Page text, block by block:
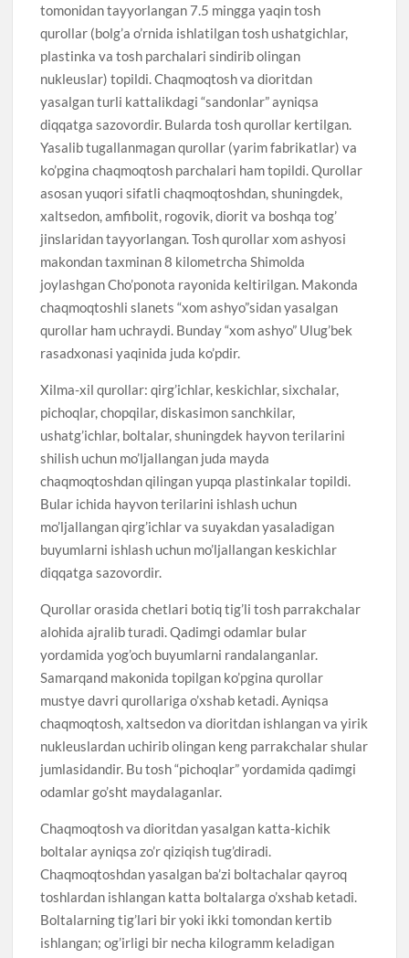
tomonidan tayyorlangan 7.5 mingga yaqin tosh
qurollar (bolg’a o’rnida ishlatilgan tosh ushatgichlar,
plastinka va tosh parchalari sindirib olingan
nukleuslar) topildi. Chaqmoqtosh va dioritdan
yasalgan turli kattalikdagi “sandonlar” ayniqsa
diqqatga sazovordir. Bularda tosh qurollar kertilgan.
Yasalib tugallanmagan qurollar (yarim fabrikatlar) va
ko’pgina chaqmoqtosh parchalari ham topildi. Qurollar
asosan yuqori sifatli chaqmoqtoshdan, shuningdek,
xaltsedon, amfibolit, rogovik, diorit va boshqa tog’
jinslaridan tayyorlangan. Tosh qurollar xom ashyosi
makondan taxminan 8 kilometrcha Shimolda
joylashgan Cho’ponota rayonida keltirilgan. Makonda
chaqmoqtoshli slanets “xom ashyo”sidan yasalgan
qurollar ham uchraydi. Bunday “xom ashyo” Ulug’bek
rasadxonasi yaqinida juda ko’pdir.
Xilma-xil qurollar: qirg’ichlar, keskichlar, sixchalar,
pichoqlar, chopqilar, diskasimon sanchkilar,
ushatg’ichlar, boltalar, shuningdek hayvon terilarini
shilish uchun mo’ljallangan juda mayda
chaqmoqtoshdan qilingan yupqa plastinkalar topildi.
Bular ichida hayvon terilarini ishlash uchun
mo’ljallangan qirg’ichlar va suyakdan yasaladigan
buyumlarni ishlash uchun mo’ljallangan keskichlar
diqqatga sazovordir.
Qurollar orasida chetlari botiq tig’li tosh parrakchalar
alohida ajralib turadi. Qadimgi odamlar bular
yordamida yog’och buyumlarni randalanganlar.
Samarqand makonida topilgan ko’pgina qurollar
mustye davri qurollariga o’xshab ketadi. Ayniqsa
chaqmoqtosh, xaltsedon va dioritdan ishlangan va yirik
nukleuslardan uchirib olingan keng parrakchalar shular
jumlasidandir. Bu tosh “pichoqlar” yordamida qadimgi
odamlar go’sht maydalaganlar.
Chaqmoqtosh va dioritdan yasalgan katta-kichik
boltalar ayniqsa zo’r qiziqish tug’diradi.
Chaqmoqtoshdan yasalgan ba’zi boltachalar qayroq
toshlardan ishlangan katta boltalarga o’xshab ketadi.
Boltalarning tig’lari bir yoki ikki tomondan kertib
ishlangan; og’irligi bir necha kilogramm keladigan